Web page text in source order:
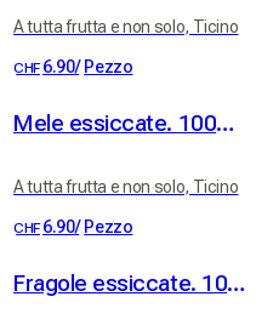
A tutta frutta e non solo, Ticino
CHF 6.90/ Pezzo
Mele essiccate. 100% frutta
A tutta frutta e non solo, Ticino
CHF 6.90/ Pezzo
Fragole essiccate. 100% frutta